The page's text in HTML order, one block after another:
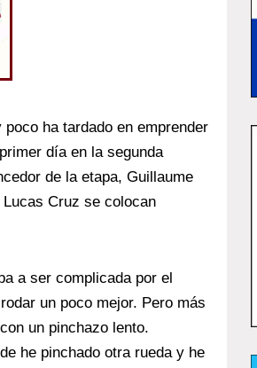
ha tardado en emprender
día en la segunda
de la etapa, Guillaume
Cruz se colocan
a ser complicada por el
un poco mejor. Pero más
un pinchazo lento.
he pinchado otra rueda y he